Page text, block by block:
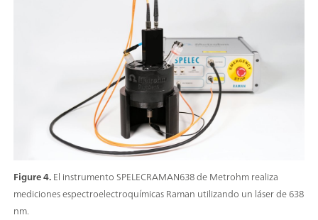
Figure 4.El instrumento SPELECRAMAN638 de Metrohm realiza
mediciones espectroelectroquímicas Raman utilizando un láser de 638
nm.